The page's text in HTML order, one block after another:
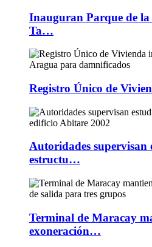
Inauguran Parque de
Ta…
Registro Único de
Autoridades supervisan
estructu…
Terminal de Maracay
exoneración…